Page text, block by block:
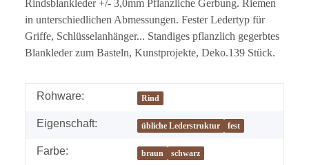
Rindsblankleder +/- 3,0mm Pflanzliche Gerbung. Riemen
in unterschiedlichen Abmessungen. Fester Ledertyp für
Griffe, Schlüsselanhänger... Standiges pflanzlich gegerbtes
Blankleder zum Basteln, Kunstprojekte, Deko.139 Stück.
Rohware: Rind
Eigenschaft: übliche Lederstruktur fest
Farbe: braun schwarz